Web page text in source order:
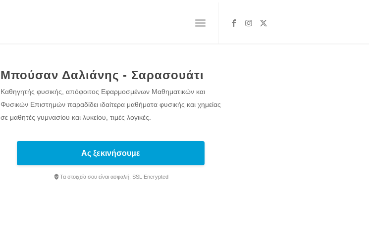
Μπούσαν Δαλιάνης - Σαρασουάτι
Καθηγητής φυσικής, απόφοιτος Εφαρμοσμένων Μαθηματικών και
Φυσικών Επιστημών παραδίδει ιδαίτερα μαθήματα φυσικής και χημείας
σε μαθητές γυμνασίου και λυκείου, τιμές λογικές.
Ας ξεκινήσουμε
Τα στοιχεία σου είναι ασφαλή. SSL Encrypted